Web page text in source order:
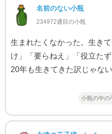
名前のない小瓶
234972通目の小瓶
生まれたくなかった。生き
け」「要らねえ」「役立た
20年も生きてきた訳じゃな
小瓶の中の